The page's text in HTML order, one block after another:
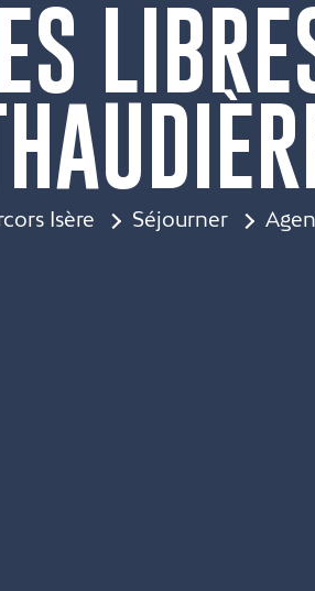
Isère Séjourner